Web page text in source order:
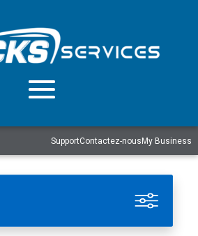
SupportContactez-nous My Business